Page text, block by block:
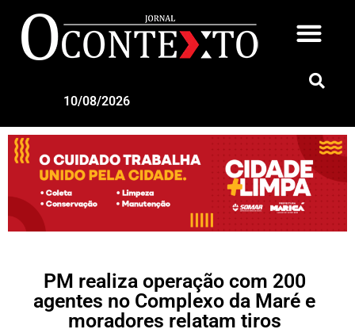
10/08/2026
PM realiza operação com 200
agentes no Complexo da Maré e
moradores relatam tiros